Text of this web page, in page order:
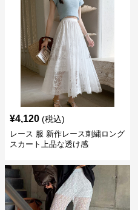
¥4,120 (税込)
レース 服 新作レース刺繍ロング
スカート上品な透け感